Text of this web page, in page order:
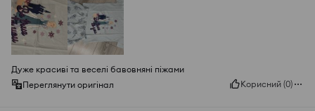
Дуже красиві та веселі бавовняні піжами
Переглянути оригінал
Корисний (0)